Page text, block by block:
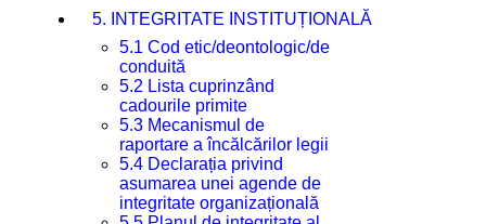
5. INTEGRITATE INSTITUȚIONALĂ
5.1 Cod etic/deontologic/de
conduită
5.2 Lista cuprinzând
cadourile primite
5.3 Mecanismul de
raportare a încălcărilor legii
5.4 Declarația privind
asumarea unei agende de
integritate organizațională